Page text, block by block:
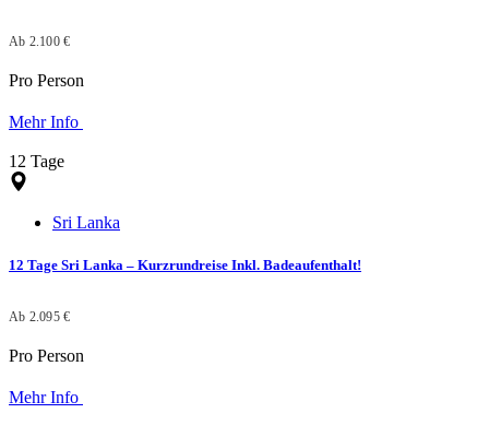
Ab 2.100 €
Pro Person
Mehr Info
12 Tage
Sri Lanka
12 Tage Sri Lanka – Kurzrundreise Inkl. Badeaufenthalt!
Ab 2.095 €
Pro Person
Mehr Info